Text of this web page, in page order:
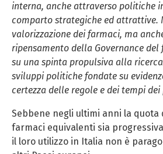
interna, anche attraverso politiche
comparto strategiche ed attrattive.
valorizzazione dei farmaci, ma
ripensamento della Governance
su una spinta propulsiva alla
sviluppi politiche fondate su
certezza delle regole e dei tempi
Sebbene negli ultimi anni la quota
farmaci equivalenti sia
il loro utilizzo in Italia non è